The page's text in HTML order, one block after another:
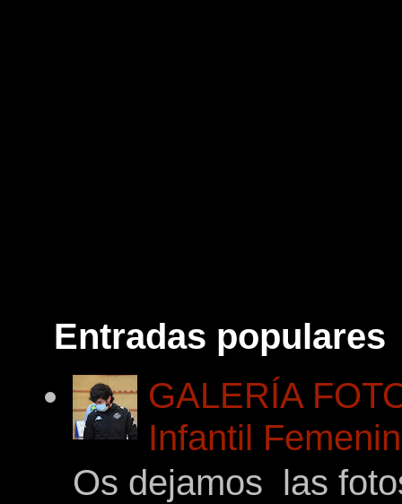
Entradas populares
GALERÍA
Infantil
Os dejamos las